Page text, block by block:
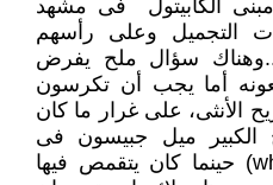
الكابيتول فى مشهد
التجميل وعلى رأسهم
..وهناك سؤال ملح يفرض
أما يجب أن تكرسون
الأنثى، على غرار ما كان
الكبير ميل جبيسون فى
رائعته ( what woman want) حينما كان يتقمص فيها